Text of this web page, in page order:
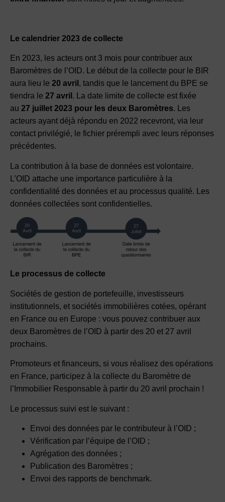
Le calendrier 2023 de collecte
En 2023, les acteurs ont 3 mois pour contribuer aux
Baromètres de l’OID. Le début de la collecte pour le BIR
aura lieu le 20 avril , tandis que le lancement du BPE se
tiendra le 27 avril . La date limite de collecte est fixée
au 27 juillet 2023 pour les deux Baromètres. Les
acteurs ayant déjà répondu en 2022 recevront, via leur
contact privilégié, le fichier prérempli avec leurs réponses
précédentes.
La contribution à la base de données est volontaire.
L’OID attache une importance particulière à la
confidentialité des données et au processus qualité. Les
données collectées sont confidentielles.
Le processus de collecte
Sociétés de gestion de portefeuille, investisseurs
institutionnels, et sociétés immobilières cotées, opérant
en France ou en Europe : vous pouvez contribuer aux
deux Baromètres de l’OID à partir des 20 et 27 avril
prochains.
Promoteurs et financeurs, si vous réalisez des opérations
en France, participez à la collecte du Baromètre de
l’Immobilier Responsable à partir du 20 avril prochain !
Le processus suivi est le suivant :
Envoi des données par le contributeur à l’OID ;
Vérification par l’équipe de l’OID ;
Agrégation des données ;
Publication des Baromètres ;
Envoi des rapports de benchmark.